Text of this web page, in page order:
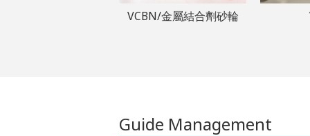
VCBN/金屬結合劑砂輪
Guide Management